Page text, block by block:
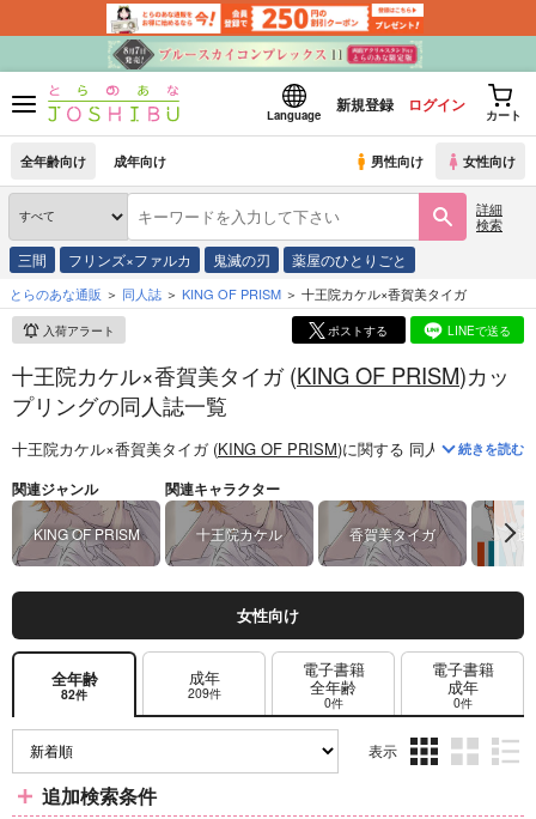
Language
新規登録 ログイン
カート
全年齢向け 成年向け 男性向け 女性向け
詳細
検索
三間 フリンズ×ファルカ 鬼滅の刃 薬屋のひとりごと
とらのあな通販 同人誌 KING OF PRISM 十王院カケル×香賀美タイガ
入荷アラート ポストする LINEで送る
十王院カケル×香賀美タイガ (KING OF PRISM)カッ
プリングの同人誌一覧
十王院カケル×香賀美タイガ (KING OF PRISM)に関する 同人誌は、82件
続きを読む
関連ジャンル
KING OF PRISM
関連キャラクター
十王院カケル 香賀美タイガ 速
女性向け
全年齢
82件
成年
209件
電子書籍
全年齢
0件
電子書籍
成年
0件
表示
追加検索条件